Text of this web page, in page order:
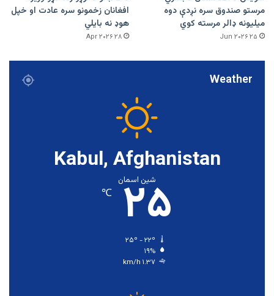
مرستو صندوق سره نږدې دوه
میلیونه ډالر مرسته کوي
۲۵ Jun ۲۰۲۶
افغانان زخمونو سره عادت او خپل
هوډ نه بایلي
۲۸ Apr ۲۰۲۶
Weather
Kabul, Afghanistan
شین اسمان
۲۵ ℃
۱۹%
۱.۳۷ km/h